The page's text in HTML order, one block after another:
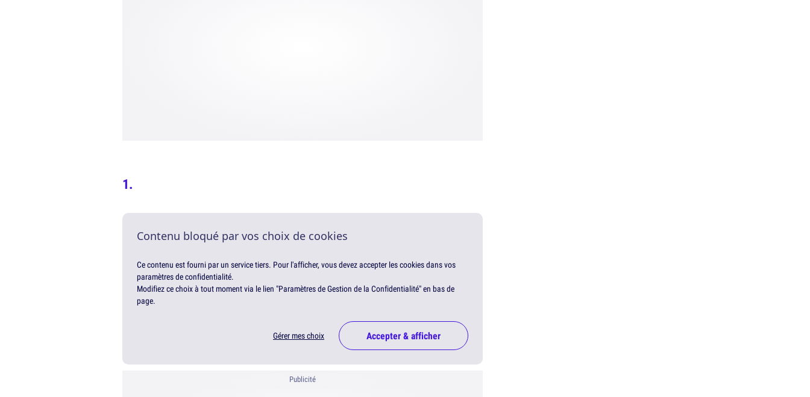
Contenu bloqué par vos choix de cookies
Ce contenu est fourni par un service tiers. Pour l'afficher, vous devez accepter les cookies dans vos
paramètres de confidentialité.
Modifiez ce choix à tout moment via le lien "Paramètres de Gestion de la Confidentialité" en bas de
page.
Gérer mes choix Accepter & afficher
Publicité